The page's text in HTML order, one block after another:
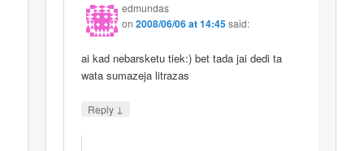
edmundas
on2008/06/06 at 14:45 said:
ai kad nebarsketu tiek:) bet tada jai dedi ta
wata sumazeja litrazas
Reply ↓